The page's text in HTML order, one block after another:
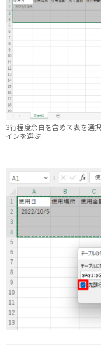
3行程度余白を含めて表を選
インを選ぶ